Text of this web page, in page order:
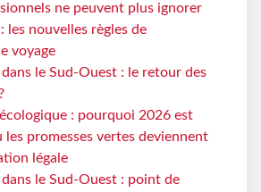
ne peuvent plus ignorer
les nouvelles règles de
voyage
dans le Sud-Ouest : le retour des
: pourquoi 2026 est
les promesses vertes deviennent
légale
dans le Sud-Ouest : point de